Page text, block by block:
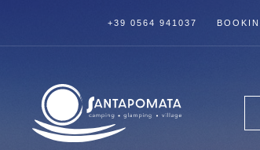
+39 0564 941037